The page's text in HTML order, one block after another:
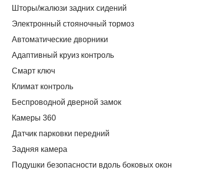
Шторы/жалюзи задних сидений
Электронный стояночный тормоз
Автоматические дворники
Адаптивный круиз контроль
Смарт ключ
Климат контроль
Беспроводной дверной замок
Камеры 360
Датчик парковки передний
Задняя камера
Подушки безопасности вдоль боковых окон